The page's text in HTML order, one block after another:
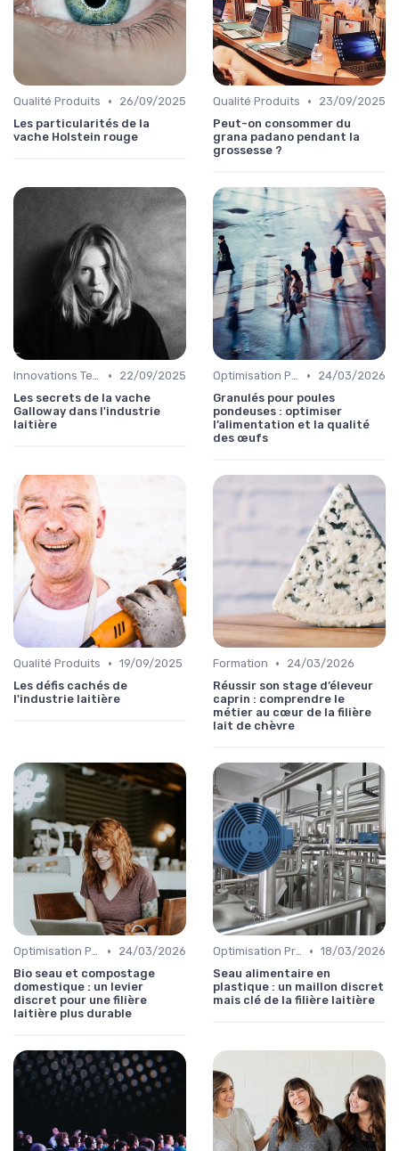
Qualité Produits •
26/09/2025
Les particularités de la
vache Holstein rouge
Qualité Produits •
23/09/2025
Peut-on consommer du
grana padano pendant la
grossesse ?
Innovations Technologiques •
22/09/2025
Les secrets de la vache
Galloway dans l'industrie
laitière
Optimisation Production •
24/03/2026
Granulés pour poules
pondeuses : optimiser
l’alimentation et la qualité
des œufs
Qualité Produits • 19/09/2025
Les défis cachés de
l'industrie laitière
Formation •
24/03/2026
Réussir son stage d’éleveur
caprin : comprendre le
métier au cœur de la filière
lait de chèvre
Optimisation Production •
24/03/2026
Bio seau et compostage
domestique : un levier
discret pour une filière
laitière plus durable
Optimisation Production • 18/03/2026
Seau alimentaire en
plastique : un maillon discret
mais clé de la filière laitière